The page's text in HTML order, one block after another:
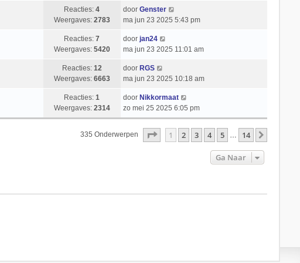
Reacties:4
Weergaves: 2783
door Genster
ma jun 23 2025 5:43 pm
Reacties:7
Weergaves: 5420
door jan24
ma jun 23 2025 11:01 am
Reacties: 12
Weergaves: 6663
door RGS
ma jun 23 2025 10:18 am
Reacties:1
Weergaves: 2314
door Nikkormaat
zo mei 25 2025 6:05 pm
335 Onderwerpen Pagina1 Van 14
1 2 3 4 5 … 14
Ga Naar